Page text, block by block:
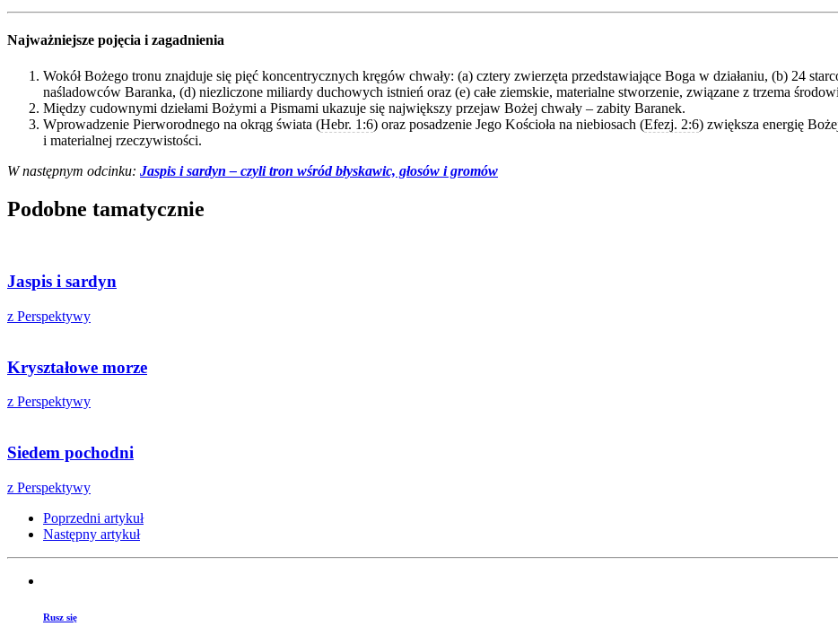
Najważniejsze pojęcia i zagadnienia
Wokół Bożego tronu znajduje się pięć koncentrycznych kręgów chwały: (a) cztery zwierzęta przedstawiające Boga w działaniu, (b) 24
naśladowców Baranka, (d) niezliczone miliardy duchowych istnień oraz (e) całe ziemskie, materialne stworzenie, związane z trzema
Między cudownymi dziełami Bożymi a Pismami ukazuje się największy przejaw Bożej chwały – zabity Baranek.
Wprowadzenie Pierworodnego na okrąg świata (Hebr. 1:6) oraz posadzenie Jego Kościoła na niebiosach (Efezj. 2:6) zwiększa energię
i materialnej rzeczywistości.
W następnym odcinku: Jaspis i sardyn – czyli tron wśród błyskawic, głosów i gromów
Podobne tamatycznie
Jaspis i sardyn
z Perspektywy
Kryształowe morze
z Perspektywy
Siedem pochodni
z Perspektywy
Poprzedni artykuł
Następny artykuł
Rusz się